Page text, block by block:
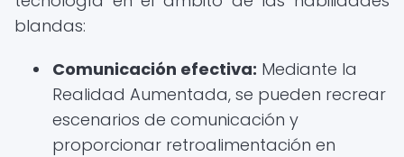
blandas:
Comunicación efectiva: Mediante la
Realidad Aumentada, se pueden recrear
escenarios de comunicación y
proporcionar retroalimentación en